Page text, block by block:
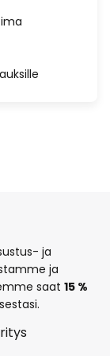
ja
ja
saat 15 %